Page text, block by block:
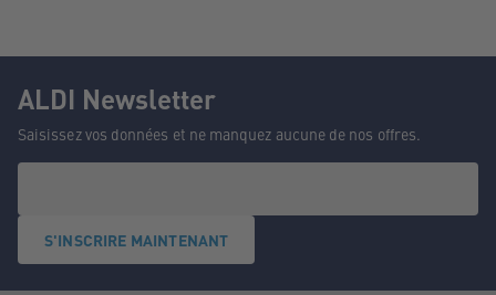
ALDI Newsletter
Saisissez vos données et ne manquez aucune de nos offres.
S'INSCRIRE MAINTENANT